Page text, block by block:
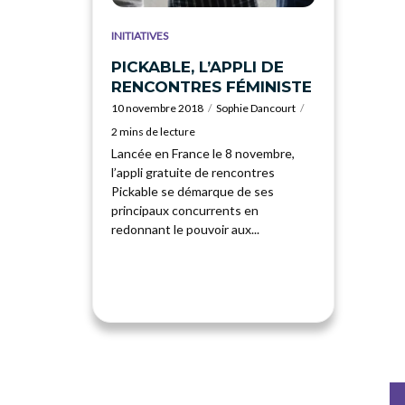
INITIATIVES
PICKABLE, L’APPLI DE
RENCONTRES FÉMINISTE
10 novembre 2018
Sophie Dancourt
2 mins de lecture
Lancée en France le 8 novembre,
l’appli gratuite de rencontres
Pickable se démarque de ses
principaux concurrents en
redonnant le pouvoir aux...